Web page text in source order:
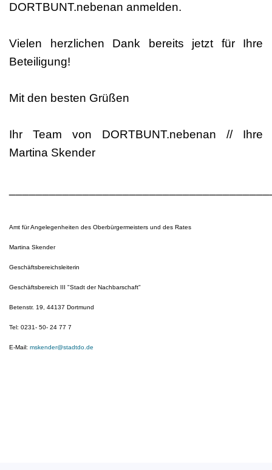
DORTBUNT.nebenan anmelden.
Vielen herzlichen Dank bereits jetzt für Ihre
Beteiligung!
Mit den besten Grüßen
Ihr Team von DORTBUNT.nebenan // Ihre
Martina Skender
Amt für Angelegenheiten des Oberbürgermeisters und des Rates
Martina Skender
Geschäftsbereichsleiterin
Geschäftsbereich III "Stadt der Nachbarschaft"
Betenstr. 19, 44137 Dortmund
Tel: 0231- 50- 24 77 7
E-Mail: mskender@stadtdo.de